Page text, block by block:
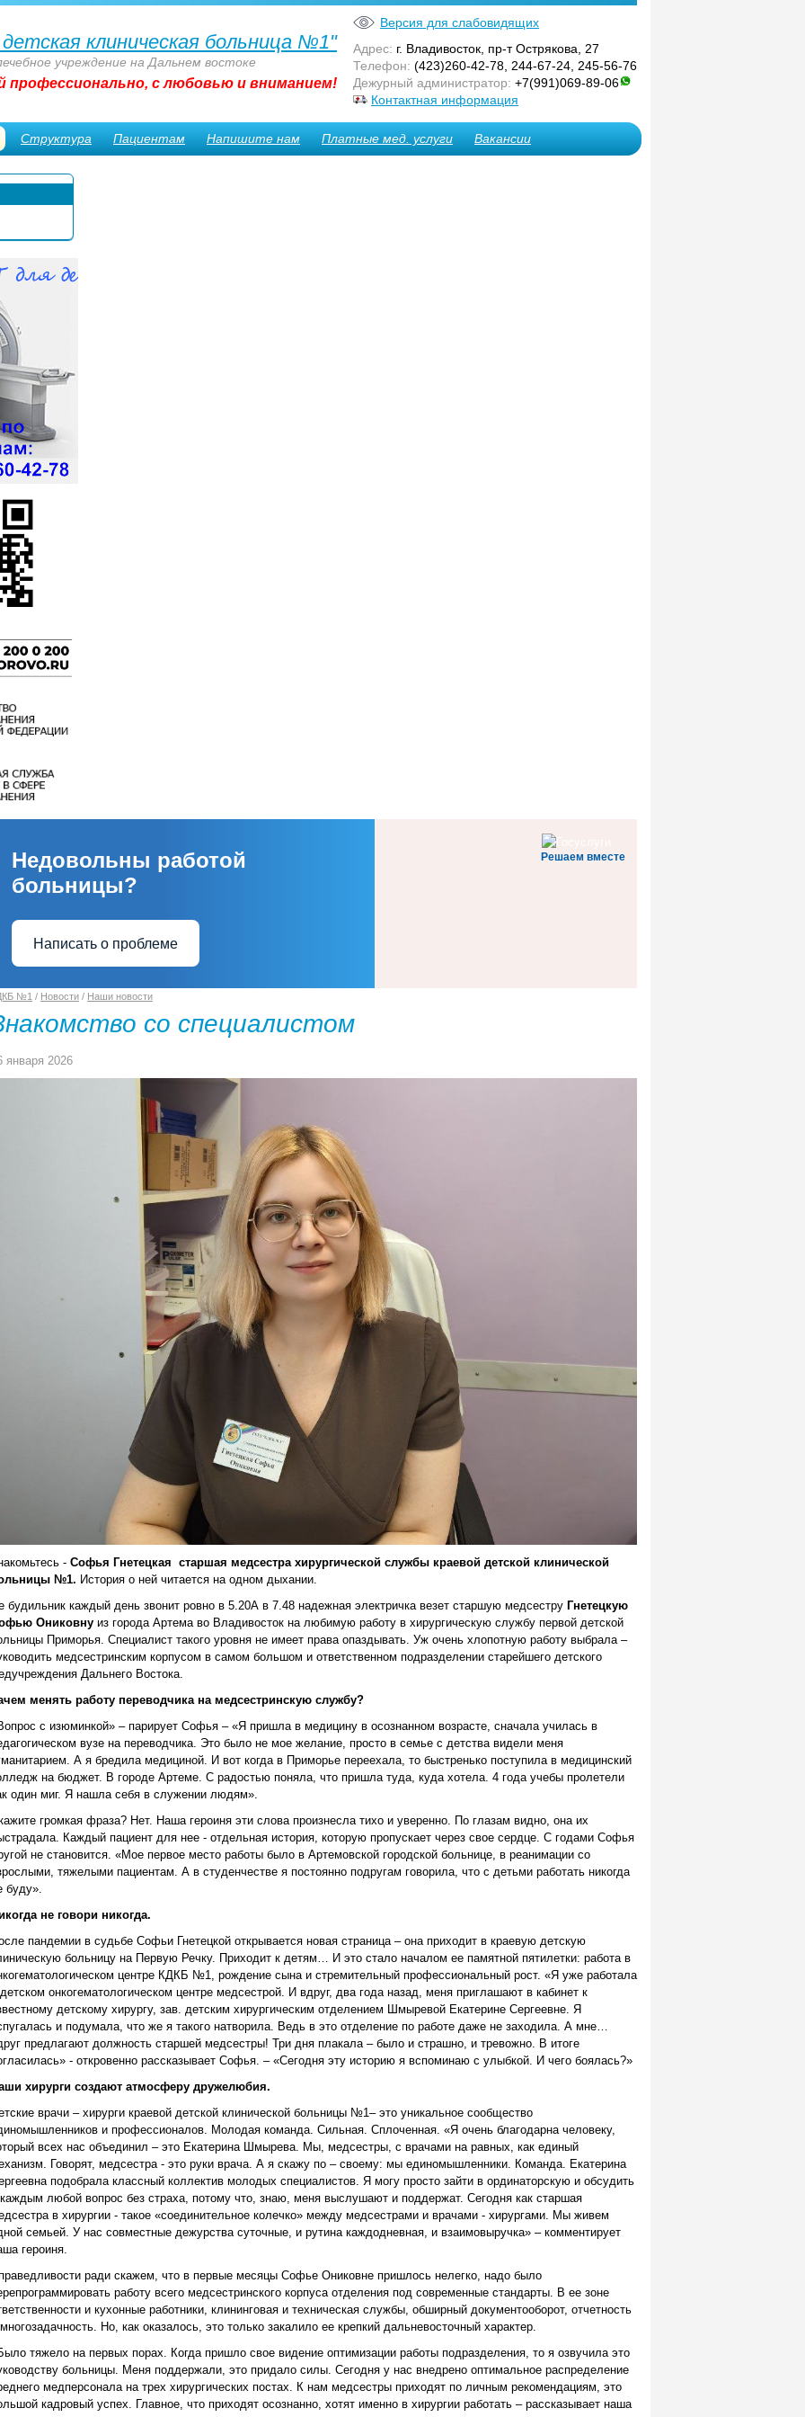
клиническая больница №1"
учреждение на Дальнем востоке
профессионально, с любовью и вниманием!
Версия для слабовидящих
Адрес: г. Владивосток, пр-т Острякова, 27
Телефон: (423)260-42-78, 244-67-24, 245-56-76
Дежурный администратор: +7(991)069-89-06
Контактная информация
Структура Пациентам Напишите нам Платные мед. услуги Вакансии
Решаем вместе
Недовольны работой
больницы?
Написать о проблеме
№1 / Новости / Наши новости
со специалистом
января 2026
- Софья Гнетецкая старшая медсестра хирургической службы краевой детской клинической
№1. История о ней читается на одном дыхании.
будильник каждый день звонит ровно в 5.20А в 7.48 надежная электричка везет старшую медсестру Гнетецкую
Ониковну из города Артема во Владивосток на любимую работу в хирургическую службу первой детской
Приморья. Специалист такого уровня не имеет права опаздывать. Уж очень хлопотную работу выбрала –
медсестринским корпусом в самом большом и ответственном подразделении старейшего детского
Дальнего Востока.
менять работу переводчика на медсестринскую службу?
с изюминкой» – парирует Софья – «Я пришла в медицину в осознанном возрасте, сначала училась в
вузе на переводчика. Это было не мое желание, просто в семье с детства видели меня
А я бредила медициной. И вот когда в Приморье переехала, то быстренько поступила в медицинский
на бюджет. В городе Артеме. С радостью поняла, что пришла туда, куда хотела. 4 года учебы пролетели
один миг. Я нашла себя в служении людям».
громкая фраза? Нет. Наша героиня эти слова произнесла тихо и уверенно. По глазам видно, она их
Каждый пациент для нее - отдельная история, которую пропускает через свое сердце. С годами Софья
не становится. «Мое первое место работы было в Артемовской городской больнице, в реанимации со
тяжелыми пациентам. А в студенчестве я постоянно подругам говорила, что с детьми работать никогда
буду».
не говори никогда.
пандемии в судьбе Софьи Гнетецкой открывается новая страница – она приходит в краевую детскую
больницу на Первую Речку. Приходит к детям… И это стало началом ее памятной пятилетки: работа в
центре КДКБ №1, рождение сына и стремительный профессиональный рост. «Я уже работала
онкогематологическом центре медсестрой. И вдруг, два года назад, меня приглашают в кабинет к
детскому хирургу, зав. детским хирургическим отделением Шмыревой Екатерине Сергеевне. Я
и подумала, что же я такого натворила. Ведь в это отделение по работе даже не заходила. А мне…
предлагают должность старшей медсестры! Три дня плакала – было и страшно, и тревожно. В итоге
- откровенно рассказывает Софья. – «Сегодня эту историю я вспоминаю с улыбкой. И чего боялась?»
хирурги создают атмосферу дружелюбия.
врачи – хирурги краевой детской клинической больницы №1– это уникальное сообщество
и профессионалов. Молодая команда. Сильная. Сплоченная. «Я очень благодарна человеку,
всех нас объединил – это Екатерина Шмырева. Мы, медсестры, с врачами на равных, как единый
Говорят, медсестра - это руки врача. А я скажу по – своему: мы единомышленники. Команда. Екатерина
подобрала классный коллектив молодых специалистов. Я могу просто зайти в ординаторскую и обсудить
любой вопрос без страха, потому что, знаю, меня выслушают и поддержат. Сегодня как старшая
в хирургии - такое «соединительное колечко» между медсестрами и врачами - хирургами. Мы живем
семьей. У нас совместные дежурства суточные, и рутина каждодневная, и взаимовыручка» – комментирует
героиня.
ради скажем, что в первые месяцы Софье Ониковне пришлось нелегко, надо было
работу всего медсестринского корпуса отделения под современные стандарты. В ее зоне
и кухонные работники, клининговая и техническая службы, обширный документооборот, отчетность
Но, как оказалось, это только закалило ее крепкий дальневосточный характер.
тяжело на первых порах. Когда пришло свое видение оптимизации работы подразделения, то я озвучила это
больницы. Меня поддержали, это придало силы. Сегодня у нас внедрено оптимальное распределение
медперсонала на трех хирургических постах. К нам медсестры приходят по личным рекомендациям, это
кадровый успех. Главное, что приходят осознанно, хотят именно в хирургии работать – рассказывает наша